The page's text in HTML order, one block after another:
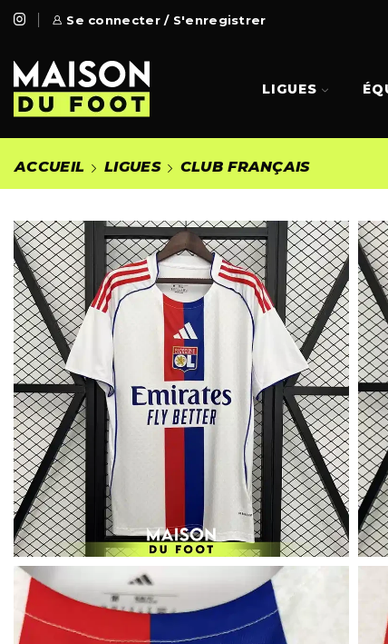
Se connecter / S'enregistrer
à partir de 99€ Go Shop
LIGUES
ACCUEIL LIGUES CLUB FRANÇAIS